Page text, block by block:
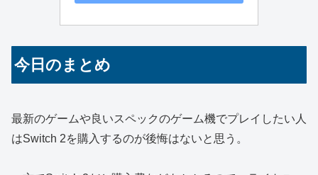
今日のまとめ
最新のゲームや良いスペックのゲーム機でプレイしたい人
はSwitch 2を購入するのが後悔はないと思う。